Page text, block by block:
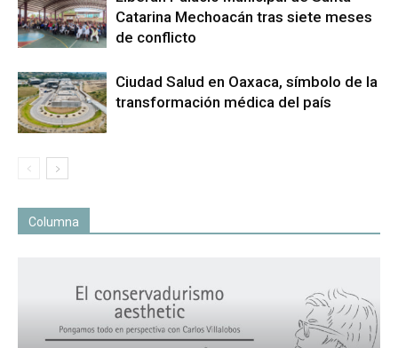
Catarina Mechoacán tras siete meses
de conflicto
Ciudad Salud en Oaxaca, símbolo de la
transformación médica del país
Columna